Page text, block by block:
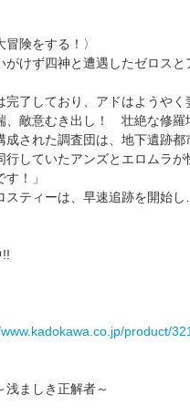
険をする！〉
がけず四神と遭遇したゼロス
完了しており、アドはよう
、敵意むき出し！ 壮絶な修羅
された調査団は、地下遺跡
していたアンズとエロムラが
！」
スティーは、早速追跡を開始
!!
product/
ましき正解者～